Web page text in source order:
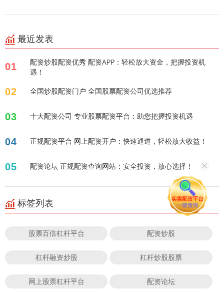
最近发表
01
配资炒股配资优秀 配资APP：轻松放大资金，把握投资机
遇！
02 全国炒股配资门户 全国股票配资公司优选推荐
03 十大配资公司 专业股票配资平台：助您把握投资机遇
04 正规配资平台 网上配资开户：快速通道，轻松放大收益！
05 配资论坛 正规配资查询网站：安全投资，放心选择！
标签列表
股票百倍杠杆平台 配资炒股
杠杆融资炒股 杠杆炒股股票
网上股票杠杆平台 配资论坛